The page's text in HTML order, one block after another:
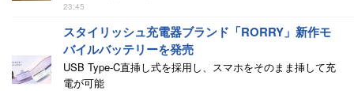
23:45
スタイリッシュ充電器ブランド「RORRY」新作モ
バイルバッテリーを発売
USB Type-C直挿し式を採用し、スマホをそのまま挿して充
電が可能